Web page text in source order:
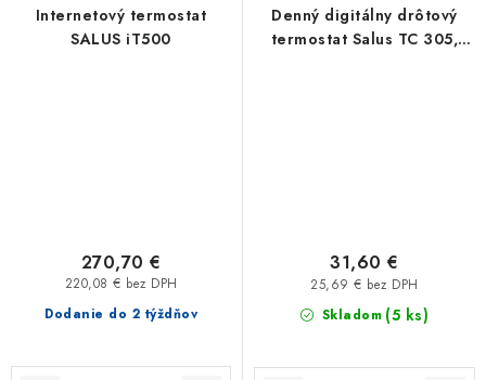
Internetový termostat
SALUS iT500
Dodanie do 2 týždňov
220,08 € bez DPH
270,70 €
Denný digitálny drôtový
termostat Salus TC 305,
Skladom (5 ks)
25,69 € bez DPH
31,60 €